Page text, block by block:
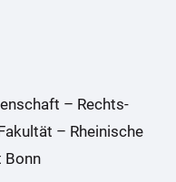
– Rechts-
– Rheinische
Bonn